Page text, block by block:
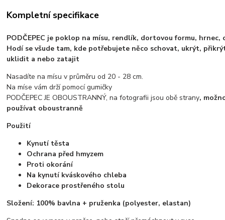
Kompletní specifikace
PODČEPEC je poklop na mísu, rendlík, dortovou formu, hrnec,
Hodí se všude tam, kde potřebujete něco schovat, ukrýt,
uklidit a nebo zatajit
Nasadíte na mísu v průměru od 20 - 28 cm.
Na míse vám drží pomocí gumičky
PODČEPEC JE OBOUSTRANNÝ, na fotografii jsou obě strany,
používat oboustranně
Použití
Kynutí těsta
Ochrana před hmyzem
Proti okorání
Na kynutí kváskového chleba
Dekorace prostřeného stolu
Složení: 100% bavlna + pruženka (polyester, elastan)